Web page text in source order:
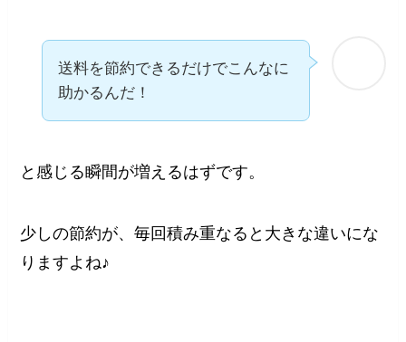
送料を節約できるだけでこんなに
助かるんだ！
と感じる瞬間が増えるはずです。
少しの節約が、毎回積み重なると大きな違いにな
りますよね♪